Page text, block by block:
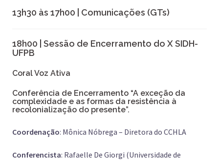
13h30 às 17h00 | Comunicações (GTs)
18h00 | Sessão de Encerramento do X SIDH-
UFPB
Coral Voz Ativa
Conferência de Encerramento “A exceção da
complexidade e as formas da resistência à
recolonialização do presente”.
Coordenação: Mônica Nóbrega – Diretora do CCHLA
Conferencista: Rafaelle De Giorgi (Universidade de